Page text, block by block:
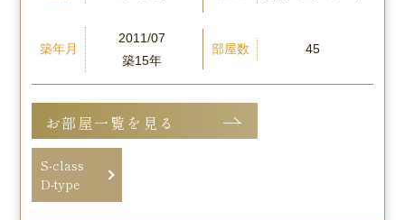
築年月
2011/07
築15年
部屋数 45
お部屋一覧を見る
S-class
D-type